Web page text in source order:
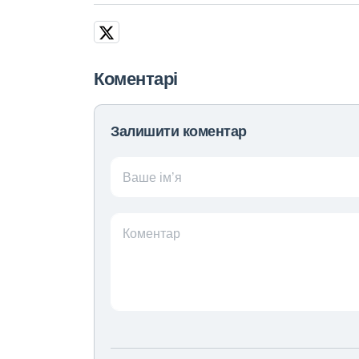
Коментарі
Залишити коментар
Ваше ім’я
Коментар